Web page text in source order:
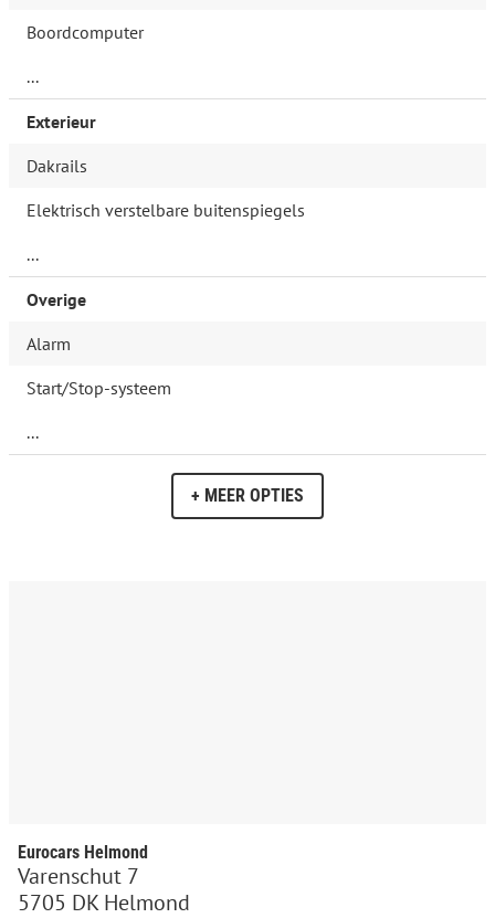
Boordcomputer
...
Exterieur
Dakrails
Elektrisch verstelbare buitenspiegels
...
Overige
Alarm
Start/Stop-systeem
...
+ MEER OPTIES
Eurocars Helmond
Varenschut 7
5705 DK Helmond